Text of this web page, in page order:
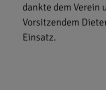
dankte dem Verein
Vorsitzendem
Einsatz.